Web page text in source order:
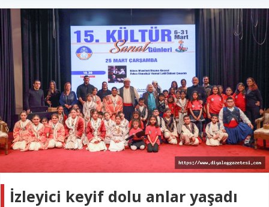
İzleyici keyif dolu anlar yaşadı